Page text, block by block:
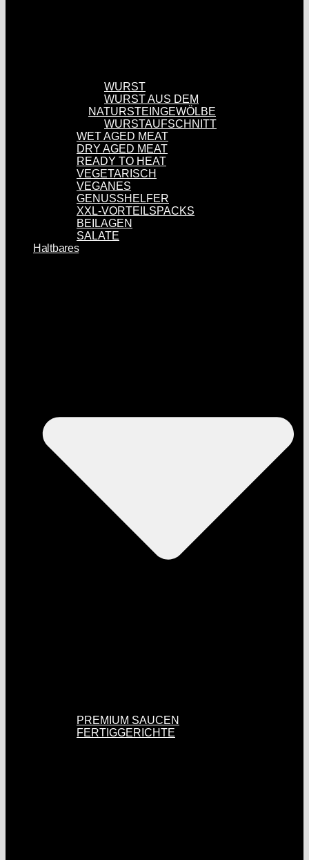
WURST
WURST AUS DEM
NATURSTEINGEWÖLBE
WURSTAUFSCHNITT
WET AGED MEAT
DRY AGED MEAT
READY TO HEAT
VEGETARISCH
VEGANES
GENUSSHELFER
XXL-VORTEILSPACKS
BEILAGEN
SALATE
Haltbares
PREMIUM SAUCEN
FERTIGGERICHTE